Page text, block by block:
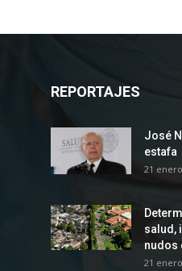
REPORTAJES
José
estafa
21
salud,
nudos
21